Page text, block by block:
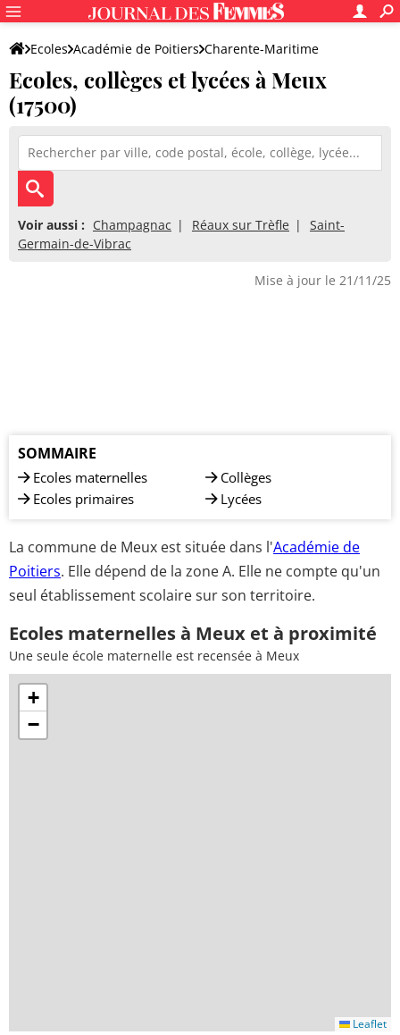
Ecoles Académie de Poitiers Charente-Maritime
Ecoles, collèges et lycées à Meux
(17500)
Voir aussi : Champagnac Réaux sur Trèfle
Saint-
Germain-de-Vibrac
Mise à jour le 21/11/25
SOMMAIRE
Ecoles maternelles
Ecoles primaires
Collèges
Lycées
La commune de Meux est située dans l'Académie de
Poitiers. Elle dépend de la zone A. Elle ne compte qu'un
seul établissement scolaire sur son territoire.
Ecoles maternelles à Meux et à proximité
Une seule école maternelle est recensée à Meux
+
−
Leaflet